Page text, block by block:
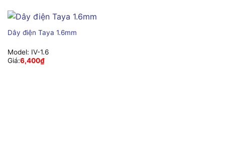
Dây điện Taya 1.6mm
Model: IV-1.6
Giá:6,400₫